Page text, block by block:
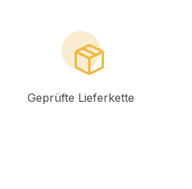
Geprüfte Lieferkette